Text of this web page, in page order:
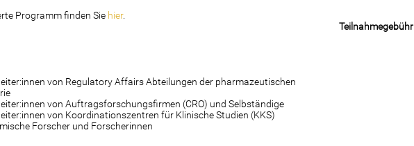
Programm finden Sie hier.
von Regulatory Affairs Abteilungen der pharmazeutischen
von Auftragsforschungsfirmen (CRO) und Selbständige
von Koordinationszentren für Klinische Studien (KKS)
Forscher und Forscherinnen
Teilnahmegebühr